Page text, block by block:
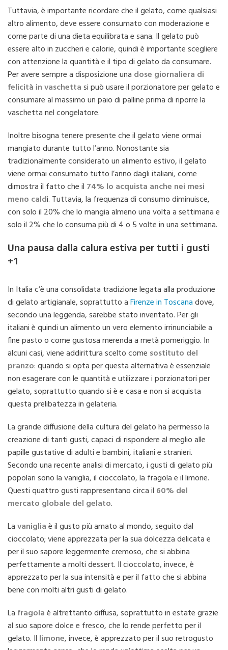
Tuttavia, è importante ricordare che il gelato, come qualsiasi
altro alimento, deve essere consumato con moderazione e
come parte di una dieta equilibrata e sana. Il gelato può
essere alto in zuccheri e calorie, quindi è importante scegliere
con attenzione la quantità e il tipo di gelato da consumare.
Per avere sempre a disposizione una dose giornaliera di
felicità in vaschettasi può usare il porzionatore per gelato e
consumare al massimo un paio di palline prima di riporre la
vaschetta nel congelatore.
Inoltre bisogna tenere presente che il gelato viene ormai
mangiato durante tutto l’anno. Nonostante sia
tradizionalmente considerato un alimento estivo, il gelato
viene ormai consumato tutto l’anno dagli italiani, come
dimostra il fatto che il 74% lo acquista anche nei mesi
meno caldi. Tuttavia, la frequenza di consumo diminuisce,
con solo il 20% che lo mangia almeno una volta a settimana e
solo il 2% che lo consuma più di 4 o 5 volte in una settimana.
Una pausa dalla calura estiva per tutti i gusti
+1
In Italia c’è una consolidata tradizione legata alla produzione
di gelato artigianale, soprattutto aFirenze in Toscanadove,
secondo una leggenda, sarebbe stato inventato. Per gli
italiani è quindi un alimento un vero elemento irrinunciabile a
fine pasto o come gustosa merenda a metà pomeriggio. In
alcuni casi, viene addirittura scelto come sostituto del
pranzo: quando si opta per questa alternativa è essenziale
non esagerare con le quantità e utilizzare i porzionatori per
gelato, soprattutto quando si è e casa e non si acquista
questa prelibatezza in gelateria.
La grande diffusione della cultura del gelato ha permesso la
creazione di tanti gusti, capaci di rispondere al meglio alle
papille gustative di adulti e bambini, italiani e stranieri.
Secondo una recente analisi di mercato, i gusti di gelato più
popolari sono la vaniglia, il cioccolato, la fragola e il limone.
Questi quattro gusti rappresentano circa il 60% del
mercato globale del gelato.
Lavanigliaè il gusto più amato al mondo, seguito dal
cioccolato; viene apprezzata per la sua dolcezza delicata e
per il suo sapore leggermente cremoso, che si abbina
perfettamente a molti dessert. Il cioccolato, invece, è
apprezzato per la sua intensità e per il fatto che si abbina
bene con molti altri gusti di gelato.
La fragolaè altrettanto diffusa, soprattutto in estate grazie
al suo sapore dolce e fresco, che lo rende perfetto per il
gelato. Il limone, invece, è apprezzato per il suo retrogusto